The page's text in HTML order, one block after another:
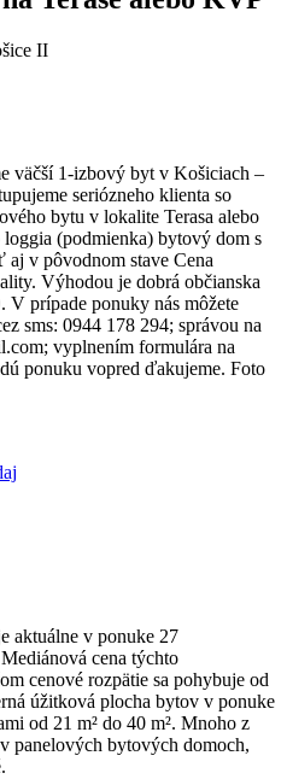
II
väčší 1-izbový byt v Košiciach –
seriózneho klienta so
bytu v lokalite Terasa alebo
(podmienka) bytový dom s
v pôvodnom stave Cena
Výhodou je dobrá občianska
prípade ponuky nás môžete
sms: 0944 178 294; správou na
vyplnením formulára na
ponuku vopred ďakujeme. Foto
aktuálne v ponuke 27
cena týchto
cenové rozpätie sa pohybuje od
úžitková plocha bytov v ponuke
od 21 m² do 40 m². Mnoho z
panelových bytových domoch,